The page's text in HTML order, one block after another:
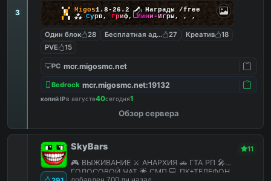
3 ▚▞ Migos1.8-26.2🗡 Награды /free
▞▚ ⁂ Сурв, Гриф,Мини-Игры, , ,
Один блок 28 Бесплатная админка
27 Креатив
18
PVE
15
PC mcr.migosmc.net
Bedrock mcr.migosmc.net:19132
копий IPв августе40сегодня1
Обзор сервера
SkyBars 11
🎮 ВЫЖИВАНИЕ ⚔️ АНАРХИЯ 🚗 ГТА РП 🎤
ГОЛОСОВОЙ ЧАТ 🌟 СМП 💻 ПК+ТЕЛЕФОН